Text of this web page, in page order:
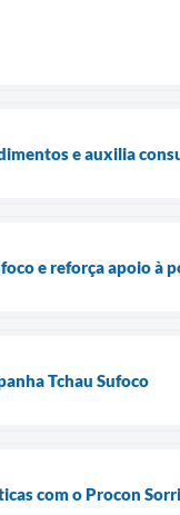
e auxilia
e reforça apoio à
Tchau Sufoco
com o Procon